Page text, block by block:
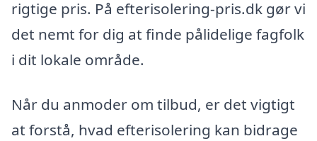
rigtige pris. På efterisolering-pris.dk gør vi
det nemt for dig at finde pålidelige fagfolk
i dit lokale område.
Når du anmoder om tilbud, er det vigtigt
at forstå, hvad efterisolering kan bidrage